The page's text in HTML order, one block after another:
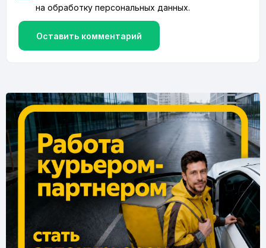
наобработку персональных данных.
Оставить комментарий